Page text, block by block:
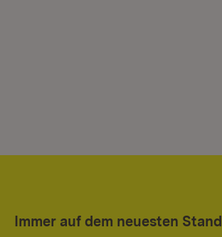
Immer auf dem neuesten Stand